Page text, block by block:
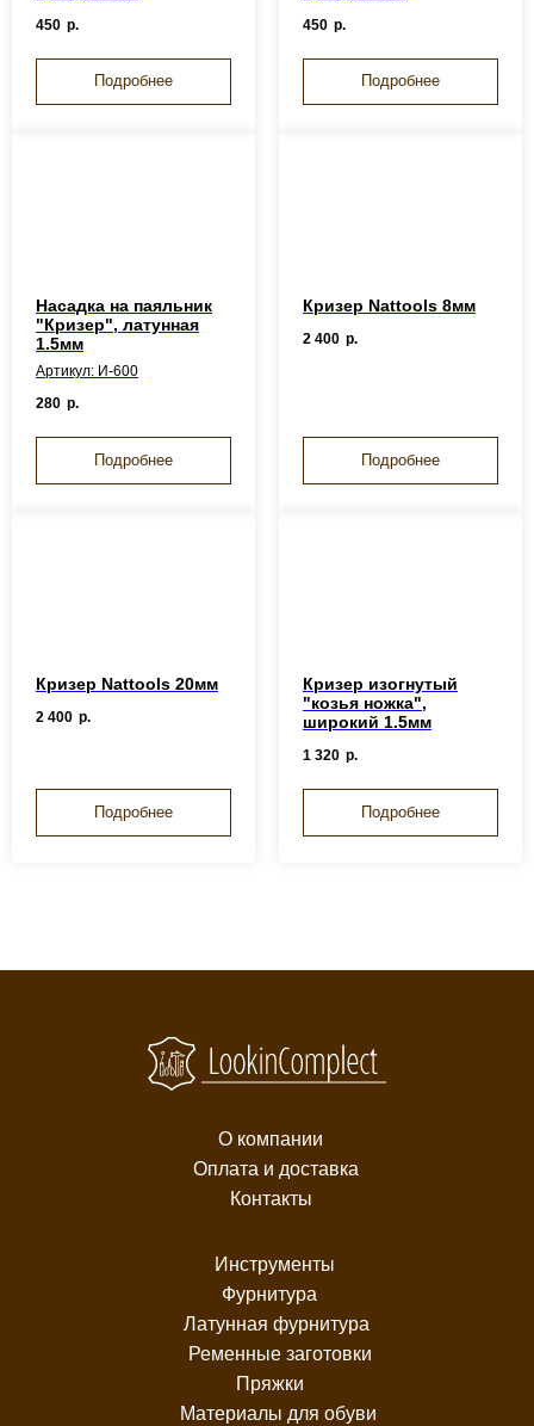
450 р.
Подробнее
450 р.
Подробнее
Насадка на паяльник
"Кризер", латунная
1.5мм
Артикул: И-600
280 р.
Подробнее
Кризер Nattools 8мм
2 400 р.
Подробнее
Кризер Nattools 20мм
2 400 р.
Подробнее
Кризер изогнутый
"козья ножка",
широкий 1.5мм
1 320 р.
Подробнее
О компании
Оплата и доставка
Контакты
Инструменты
Фурнитура
Латунная фурнитура
Ременные заготовки
Материалы для обуви
Пряжки